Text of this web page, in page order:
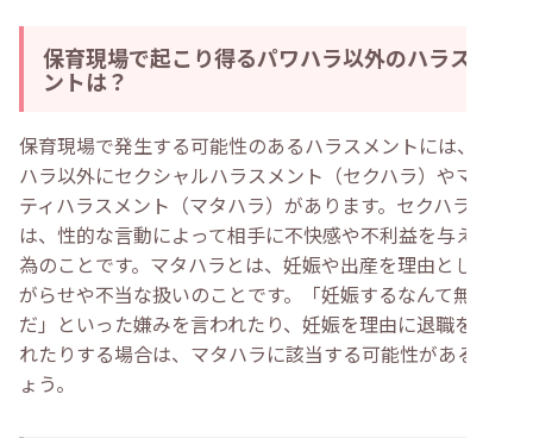
保育現場で起こり得るパワハラ以外のハラスメ
ントは？
保育現場で発生する可能性のあるハラスメントには、パワ
ハラ以外にセクシャルハラスメント（セクハラ）やマタニ
ティハラスメント（マタハラ）があります。セクハラと
は、性的な言動によって相手に不快感や不利益を与える行
為のことです。マタハラとは、妊娠や出産を理由とした嫌
がらせや不当な扱いのことです。「妊娠するなんて無責任
だ」といった嫌みを言われたり、妊娠を理由に退職を促さ
れたりする場合は、マタハラに該当する可能性があるでし
ょう。